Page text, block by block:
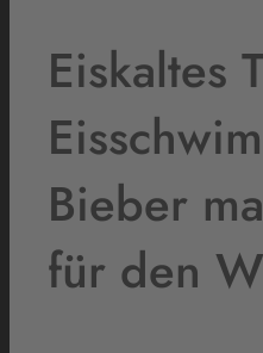
Eiskaltes
Bieber
für den